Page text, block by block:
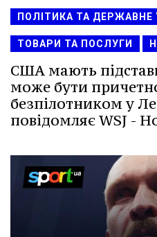
ПОЛІТИКА ТА ДЕРЖАВНЕ
ТОВАРИ ТА ПОСЛУГИ
США мають
може бути
безпілотником у
повідомляє WSJ -